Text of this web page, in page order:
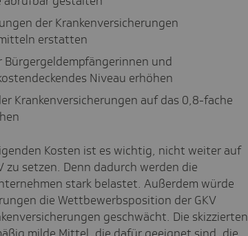
der Krankenversicherungen
erstatten
Bürgergeldempfängerinnen und
Niveau erhöhen
Krankenversicherungen auf das 0,8-fache
Kosten ist es wichtig, nicht weiter auf
zu setzen. Denn dadurch werden die
stark belastet. Außerdem würde
die Wettbewerbsposition der GKV
geschwächt. Die skizzierten